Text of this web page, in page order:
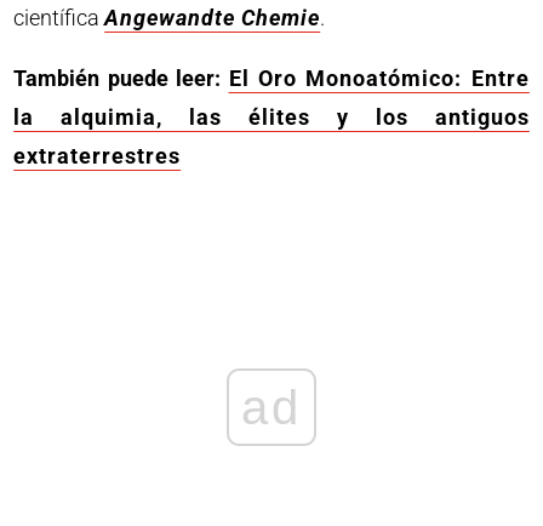
científicaAngewandte Chemie.
También puede leer: El Oro Monoatómico: Entre
la alquimia, las élites y los antiguos
extraterrestres
ad